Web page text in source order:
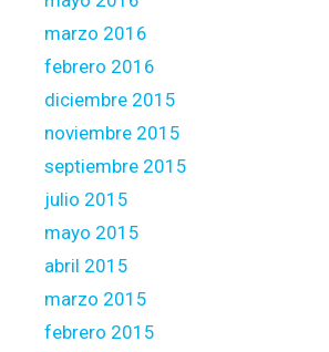
marzo 2016
febrero 2016
diciembre 2015
noviembre 2015
septiembre 2015
julio 2015
mayo 2015
abril 2015
marzo 2015
febrero 2015